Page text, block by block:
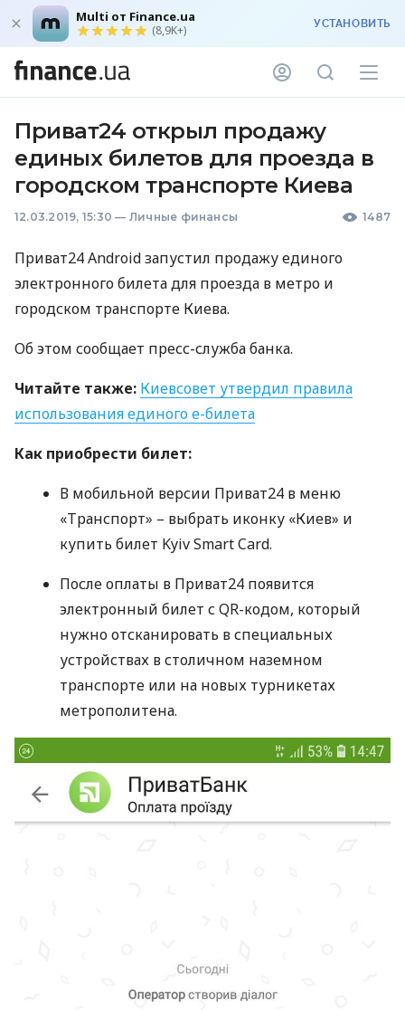
Multi от Finance.ua
(8,9K+) УСТАНОВИТЬ
Приват24 открыл продажу
единых билетов для проезда в
городском транспорте Киева
12.03.2019, 15:30 — Личные финансы 1487
Приват24 Android запустил продажу единого
электронного билета для проезда в метро и
городском транспорте Киева.
Об этом сообщает пресс-служба банка.
Читайте также: Киевсовет утвердил правила
использования единого е-билета
Как приобрести билет:
В мобильной версии Приват24 в меню
«Транспорт» – выбрать иконку «Киев» и
купить билет Kyiv Smart Card.
После оплаты в Приват24 появится
электронный билет с QR-кодом, который
нужно отсканировать в специальных
устройствах в столичном наземном
транспорте или на новых турникетах
метрополитена.